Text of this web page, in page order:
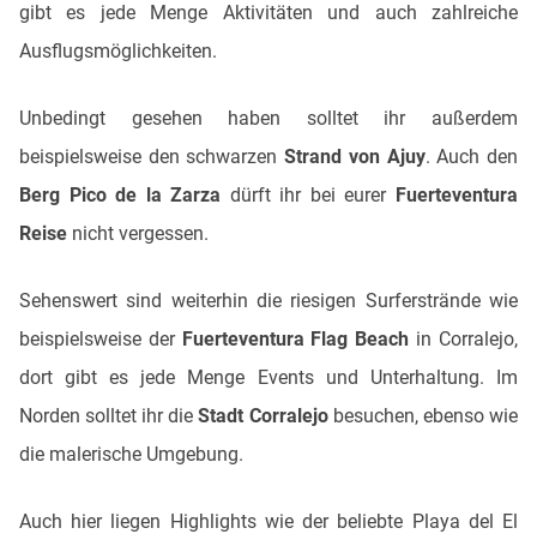
gibt es jede Menge Aktivitäten und auch zahlreiche
Ausflugsmöglichkeiten.
Unbedingt gesehen haben solltet ihr außerdem
beispielsweise den schwarzenStrand von Ajuy. Auch den
Berg Pico de la Zarza dürft ihr bei eurer Fuerteventura
Reise nicht vergessen.
Sehenswert sind weiterhin die riesigen Surferstrände wie
beispielsweise der Fuerteventura Flag Beach in Corralejo,
dort gibt es jede Menge Events und Unterhaltung. Im
Norden solltet ihr dieStadt Corralejobesuchen, ebenso wie
die malerische Umgebung.
Auch hier liegen Highlights wie der beliebte Playa del El